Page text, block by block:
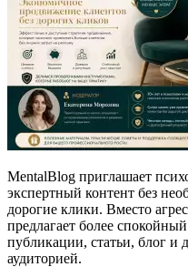
MentalBlog приглашает
экспертный контент без
дорогие клики. Вместо
предлагает более
публикации, статьи, блог и
аудиторией.